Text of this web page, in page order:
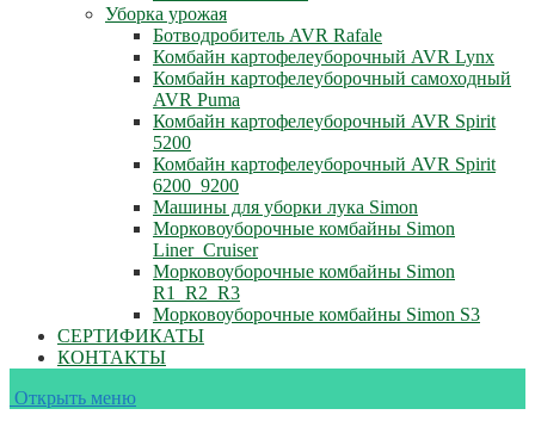
Уборка урожая
Ботводробитель AVR Rafale
Комбайн картофелеуборочный AVR Lynx
Комбайн картофелеуборочный самоходный
AVR Puma
Комбайн картофелеуборочный AVR Spirit
5200
Комбайн картофелеуборочный AVR Spirit
6200_9200
Машины для уборки лука Simon
Морковоуборочные комбайны Simon
Liner_Cruiser
Морковоуборочные комбайны Simon
R1_R2_R3
Морковоуборочные комбайны Simon S3
СЕРТИФИКАТЫ
КОНТАКТЫ
Открыть меню